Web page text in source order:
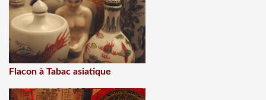
Flacon à Tabac asiatique